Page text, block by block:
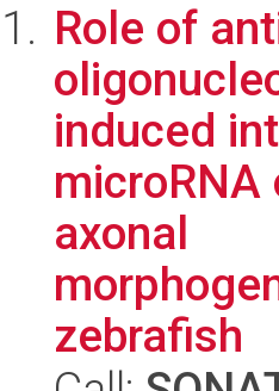
Role of
induced
microRNA
axonal
zebrafish